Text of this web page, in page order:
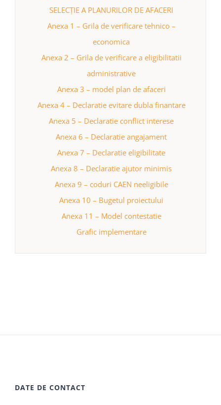
SELECȚIE A PLANURILOR DE AFACERI
Anexa 1 – Grila de verificare tehnico –
economica
Anexa 2 – Grila de verificare a eligibilitatii
administrative
Anexa 3 – model plan de afaceri
Anexa 4 – Declaratie evitare dubla finantare
Anexa 5 – Declaratie conflict interese
Anexa 6 – Declaratie angajament
Anexa 7 – Declaratie eligibilitate
Anexa 8 – Declaratie ajutor minimis
Anexa 9 – coduri CAEN neeligibile
Anexa 10 – Bugetul proiectului
Anexa 11 – Model contestatie
Grafic implementare
DATE DE CONTACT